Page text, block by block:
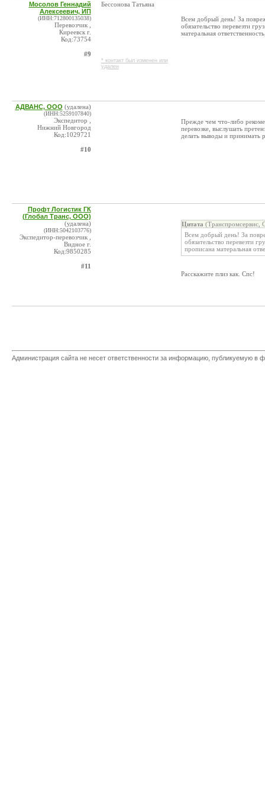
Мосолов Геннадий
Алексеевич, ИП
(ИНН:712800135038)
Перевозчик ,
Киреевск г.
Код:73754
#9
Бессонова Татьяна
* контакт был изменен или
удален
Всем добрый день! За
обязательство перевезти
матеральная
АДВАНС, ООО (удалена)
(ИНН:5259107840)
Экспедитор ,
Нижний Новгород
Код:1029721
#10
Прежде чем что-либо
перевозке, выслушать
делать выводы и принимать
Профт Логистик ГК
(Глобал Транс, ООО)
(удалена)
(ИНН:5042103776)
Экспедитор-перевозчик ,
Видное г.
Код:9850285
#11
Цитата
Всем добрый день! За
обязательство перевезти
прописана матеральная
Расскажите плиз как. Спс!
Администрация сайта не несет ответственности за информацию, публикуемую